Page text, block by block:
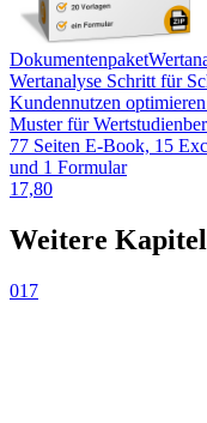
Dokumentenpaket
Wertanalyse Schritt für
Kundennutzen
Muster für
77 Seiten E-Book, 15
und 1 Formular
17,80
Weitere
017